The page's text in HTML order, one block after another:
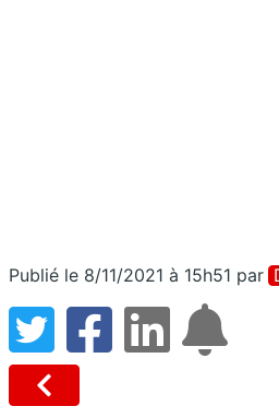
Publié le 8/11/2021 à 15h51 par